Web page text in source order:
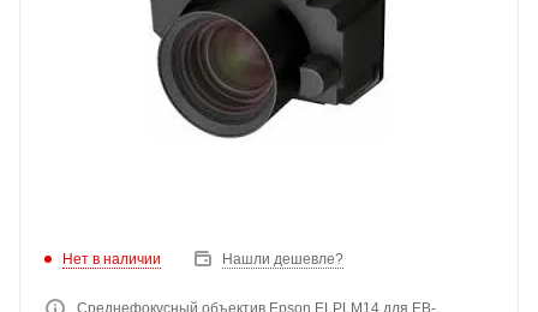
Нет в наличии Нашли дешевле?
Среднефокусный объектив Epson ELPLM14 для EB-